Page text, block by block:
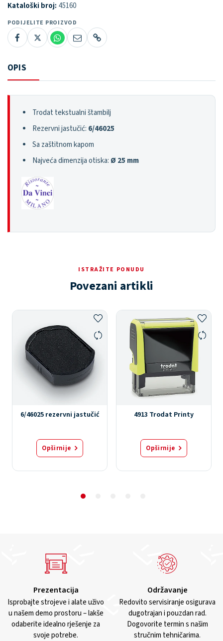
Kataloški broj: 45160
PODIJELITE PROIZVOD
OPIS
Trodat tekstualni štambilj
Rezervni jastučić: 6/46025
Sa zaštitnom kapom
Najveća dimenzija otiska: Ø 25 mm
ISTRAŽITE PONUDU
Povezani artikli
6/46025 rezervni jastučić
Opširnije
4913 Trodat Printy
Opširnije
Prezentacija
Isprobajte strojeve i alate uživo
u našem demo prostoru – lakše
odaberite idealno rješenje za
svoje potrebe.
Održavanje
Redovito servisiranje osigurava
dugotrajan i pouzdan rad.
Dogovorite termin s našim
stručnim tehničarima.